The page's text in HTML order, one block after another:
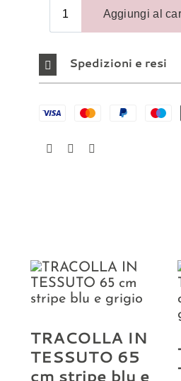
Spedizioni e resi
TRACOLLA IN
TESSUTO 65
cm stripe blu e